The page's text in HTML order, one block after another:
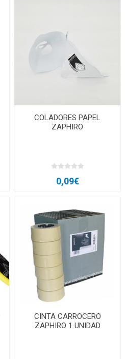
COLADORES PAPEL
ZAPHIRO
0,09€
CINTA CARROCERO
ZAPHIRO 1 UNIDAD